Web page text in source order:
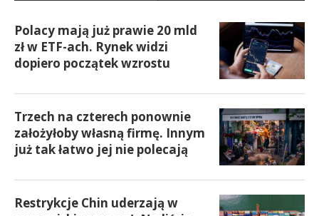
Polacy mają już prawie 20 mld
zł w ETF-ach. Rynek widzi
dopiero początek wzrostu
Trzech na czterech ponownie
założyłoby własną firmę. Innym
już tak łatwo jej nie polecają
Restrykcje Chin uderzają w